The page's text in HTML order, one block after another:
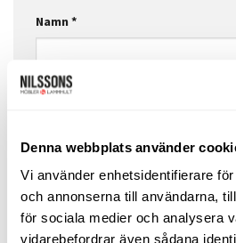
Denna webbplats använder
Vi använder enhetsidentifierare
och annonserna till användarna,
för sociala medier och analysera
vidarebefordrar även sådana
Namn*
Webbplats